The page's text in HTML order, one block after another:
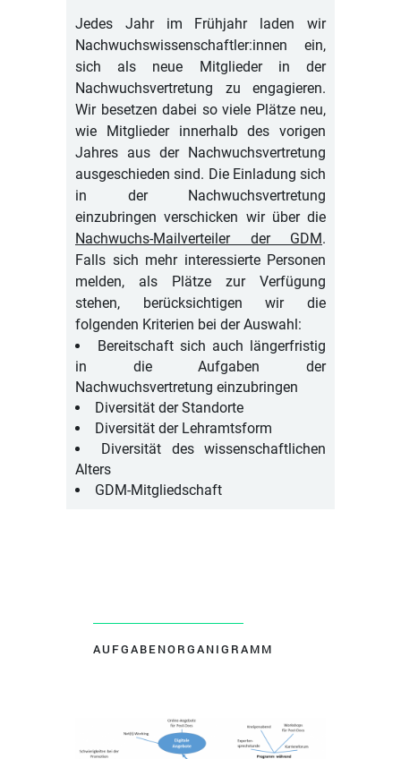
Jedes Jahr im Frühjahr laden wir
Nachwuchswissenschaftler:innen ein,
sich als neue Mitglieder in der
Nachwuchsvertretung zu engagieren.
Wir besetzen dabei so viele Plätze neu,
wie Mitglieder innerhalb des vorigen
Jahres aus der Nachwuchsvertretung
ausgeschieden sind. Die Einladung sich
in der Nachwuchsvertretung
einzubringen verschicken wir über die
Nachwuchs-Mailverteiler der GDM.
Falls sich mehr interessierte Personen
melden, als Plätze zur Verfügung
stehen, berücksichtigen wir die
folgenden Kriterien bei der Auswahl:
Bereitschaft sich auch längerfristig
in die Aufgaben der
Nachwuchsvertretung einzubringen
Diversität der Standorte
Diversität der Lehramtsform
Diversität des wissenschaftlichen
Alters
GDM-Mitgliedschaft
AUFGABENORGANIGRAMM